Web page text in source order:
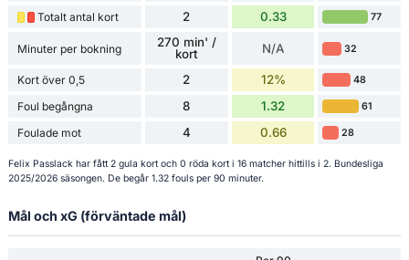
Totalt antal kort 2 0.33 77
Minuter per bokning
270 min' /
kort
N/A 32
Kort över 0,5 2 12% 48
Foul begångna 8 1.32 61
Foulade mot 4 0.66 28
Felix Passlack har fått 2 gula kort och 0 röda kort i 16 matcher hittills i 2. Bundesliga
2025/2026 säsongen. De begår 1.32 fouls per 90 minuter.
Mål och xG (förväntade mål)